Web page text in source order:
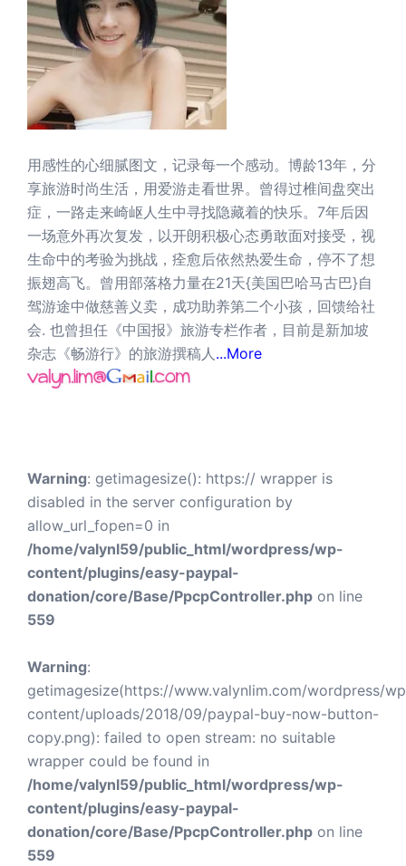
用感性的心细腻图文，记录每一个感动。博龄13年，分
享旅游时尚生活，用爱游走看世界。曾得过椎间盘突出
症，一路走来崎岖人生中寻找隐藏着的快乐。7年后因
一场意外再次复发，以开朗积极心态勇敢面对接受，视
生命中的考验为挑战，痊愈后依然热爱生命，停不了想
振翅高飞。曾用部落格力量在21天{美国巴哈马古巴}自
驾游途中做慈善义卖，成功助养第二个小孩，回馈给社
会. 也曾担任《中国报》旅游专栏作者，目前是新加坡
杂志《畅游行》的旅游撰稿人 ...More
Warning: getimagesize(): https:// wrapper is
disabled in the server configuration by
allow_url_fopen=0 in
/home/valynl59/public_html/wordpress/wp-
content/plugins/easy-paypal-
donation/core/Base/PpcpController.php on line
559
Warning:
getimagesize(https://www.valynlim.com/wordpress/
content/uploads/2018/09/paypal-buy-now-button-
copy.png): failed to open stream: no suitable
wrapper could be found in
/home/valynl59/public_html/wordpress/wp-
content/plugins/easy-paypal-
donation/core/Base/PpcpController.php on line
559